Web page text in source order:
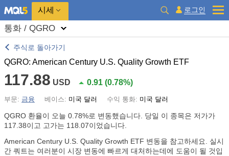
시세 로그인
통화 / QGRO
주식로 돌아가기
QGRO: American Century U.S. Quality Growth ETF
117.88 USD 0.91 (0.78%)
부문: 금융 베이스: 미국 달러 수익 통화: 미국 달러
QGRO 환율이 오늘 0.78%로 변동했습니다. 당일 이 종목은 저가가
117.38이고 고가는 118.07이었습니다.
American Century U.S. Quality Growth ETF 변동을 참고하세요. 실시
간 쿼트는 여러분이 시장 변동에 빠르게 대처하는데에 도움이 될 것입